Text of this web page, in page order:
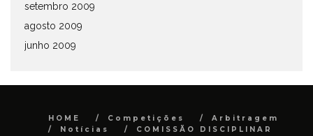
setembro 2009
agosto 2009
junho 2009
HOME Competições
Arbitragem
Notícias
COMISSÃO DISCIPLINAR